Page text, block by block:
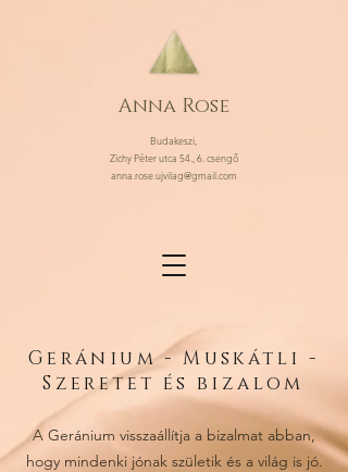
Anna Rose
Budakeszi,
Zichy Péter utca 54., 6. csengő
anna.rose.ujvilag@gmail.com
Geránium - Muskátli -
Szeretet és bizalom
A Geránium visszaállítja a bizalmat abban,
hogy mindenki jónak születik és a világ is jó.